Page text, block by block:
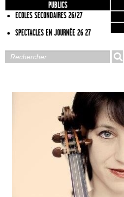
PUBLICS
ECOLES SECONDAIRES 26/27
SPECTACLES EN JOURNÉE 26 27